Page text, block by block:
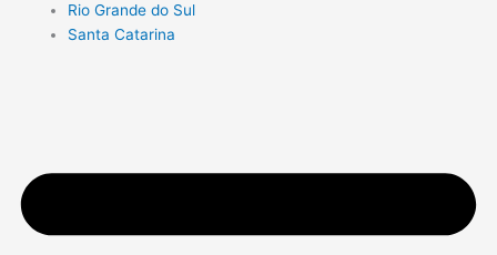
Rio Grande do Sul
Santa Catarina